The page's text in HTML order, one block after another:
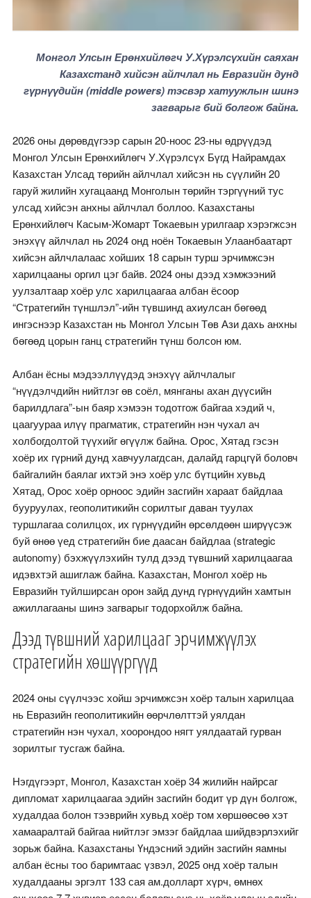
Монгол Улсын Ерөнхийлөгч У.Хүрэлсүхийн саяхан
Казахстанд хийсэн айлчлал нь Евразийн дунд
гүрнүүдийн (middle powers) тэсвэр хатуужлын шинэ
загварыг бий болгож байна.
2026 оны дөрөвдүгээр сарын 20-ноос 23-ны өдрүүдэд
Монгол Улсын Ерөнхийлөгч У.Хүрэлсүх Бүгд Найрамдах
Казахстан Улсад төрийн айлчлал хийсэн нь сүүлийн 20
гаруй жилийн хугацаанд Монголын төрийн тэргүүний тус
улсад хийсэн анхны айлчлал боллоо. Казахстаны
Ерөнхийлөгч Касым-Жомарт Токаевын урилгаар хэрэгжсэн
энэхүү айлчлал нь 2024 онд ноён Токаевын Улаанбаатарт
хийсэн айлчлалаас хойших 18 сарын турш эрчимжсэн
харилцааны оргил цэг байв. 2024 оны дээд хэмжээний
уулзалтаар хоёр улс харилцаагаа албан ёсоор
“Стратегийн түншлэл”-ийн түвшинд ахиулсан бөгөөд
ингэснээр Казахстан нь Монгол Улсын Төв Ази дахь анхны
бөгөөд цорын ганц стратегийн түнш болсон юм.
Албан ёсны мэдээллүүдэд энэхүү айлчлалыг
“нүүдэлчдийн нийтлэг өв соёл, мянганы ахан дүүсийн
барилдлага”-ын баяр хэмээн тодотгож байгаа хэдий ч,
цаагуураа илүү прагматик, стратегийн нэн чухал ач
холбогдолтой түүхийг өгүүлж байна. Орос, Хятад гэсэн
хоёр их гүрний дунд хавчуулагдсан, далайд гарцгүй боловч
байгалийн баялаг ихтэй энэ хоёр улс бүтцийн хувьд
Хятад, Орос хоёр орноос эдийн засгийн хараат байдлаа
бууруулах, геополитикийн сорилтыг даван туулах
туршлагаа солилцох, их гүрнүүдийн өрсөлдөөн ширүүсэж
буй өнөө үед стратегийн бие даасан байдлаа (strategic
autonomy) бэхжүүлэхийн тулд дээд түвшний харилцаагаа
идэвхтэй ашиглаж байна. Казахстан, Монгол хоёр нь
Евразийн туйлширсан орон зайд дунд гүрнүүдийн хамтын
ажиллагааны шинэ загварыг тодорхойлж байна.
Дээд түвшний харилцааг эрчимжүүлэх
стратегийн хөшүүргүүд
2024 оны сүүлчээс хойш эрчимжсэн хоёр талын харилцаа
нь Евразийн геополитикийн өөрчлөлттэй уялдан
стратегийн нэн чухал, хоорондоо нягт уялдаатай гурван
зорилтыг тусгаж байна.
Нэгдүгээрт, Монгол, Казахстан хоёр 34 жилийн найрсаг
дипломат харилцаагаа эдийн засгийн бодит үр дүн болгож,
худалдаа болон тээврийн хувьд хоёр том хөршөөсөө хэт
хамааралтай байгаа нийтлэг эмзэг байдлаа шийдвэрлэхийг
зорьж байна. Казахстаны Үндэсний эдийн засгийн яамны
албан ёсны тоо баримтаас үзвэл, 2025 онд хоёр талын
худалдааны эргэлт 133 сая ам.долларт хүрч, өмнөх